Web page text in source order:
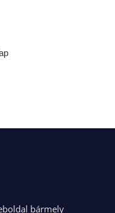
bármely